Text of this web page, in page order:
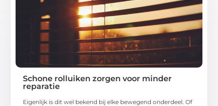
Schone rolluiken zorgen voor minder
reparatie
Eigenlijk is dit wel bekend bij elke bewegend onderdeel. Of